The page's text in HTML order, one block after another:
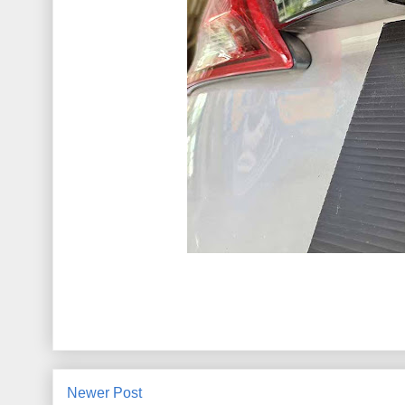
Newer Post